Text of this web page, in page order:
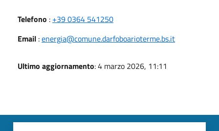
Telefono : +39 0364 541250
Email :energia@comune.darfoboarioterme.bs.it
Ultimo aggiornamento: 4 marzo 2026, 11:11